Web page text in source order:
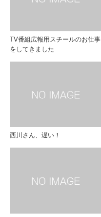
TV番組広報用スチールのお仕事
をしてきました
西川さん、遅い！